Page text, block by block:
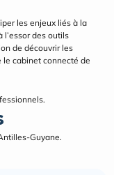
les enjeux liés à la
des outils
de découvrir les
cabinet connecté de
Guyane.